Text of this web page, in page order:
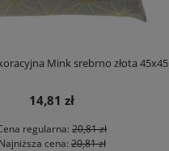
Mink srebrno złota 45x45
14,81 zł
regularna: 20,81 zł
Najniższa cena:20,81 zł